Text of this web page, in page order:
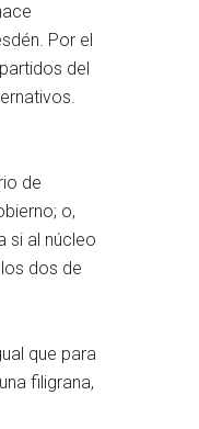
Por el
del
de
o,
si al núcleo
dos de
que para
filigrana,